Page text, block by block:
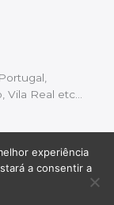
Vila Real etc…
web
experiência
a consentir a